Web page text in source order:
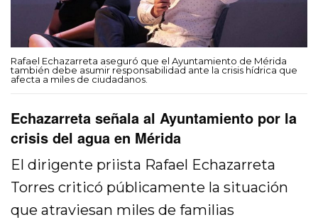
Rafael Echazarreta aseguró que el Ayuntamiento de Mérida
también debe asumir responsabilidad ante la crisis hídrica que
afecta a miles de ciudadanos.
Echazarreta señala al Ayuntamiento por la
crisis del agua en Mérida
El dirigente priista Rafael Echazarreta
Torres criticó públicamente la situación
que atraviesan miles de familias